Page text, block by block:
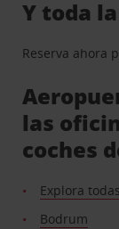
Y toda
Reserva ahora
las
coches
Explora
Bodrum